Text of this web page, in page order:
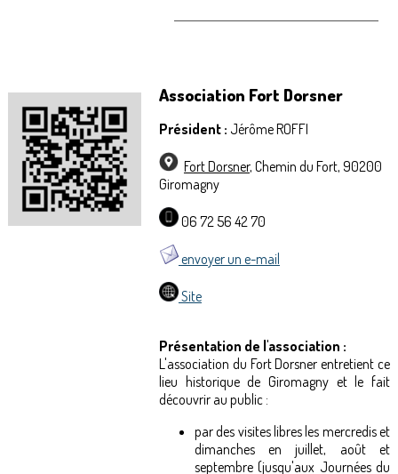
Association Fort Dorsner
Président : Jérôme ROFFI
Fort Dorsner, Chemin du Fort, 90200
Giromagny
06 72 56 42 70
envoyer un e-mail
Site
Présentation de l'association :
L'association du Fort Dorsner entretient ce
lieu historique de Giromagny et le fait
découvrir au public :
par des visites libres les mercredis et
dimanches en juillet, août et
septembre (jusqu'aux Journées du